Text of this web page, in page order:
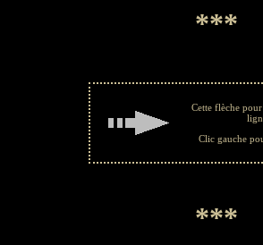
***
Cette flèche
Clic gauche
***